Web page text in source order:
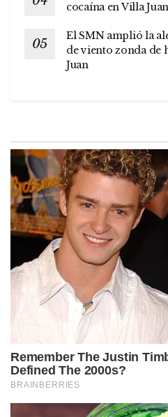
cocaína en Villa
El SMN amplió la
de viento zonda de
Juan